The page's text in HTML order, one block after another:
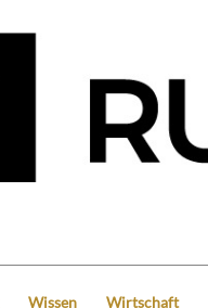
Wissen Wirtschaft